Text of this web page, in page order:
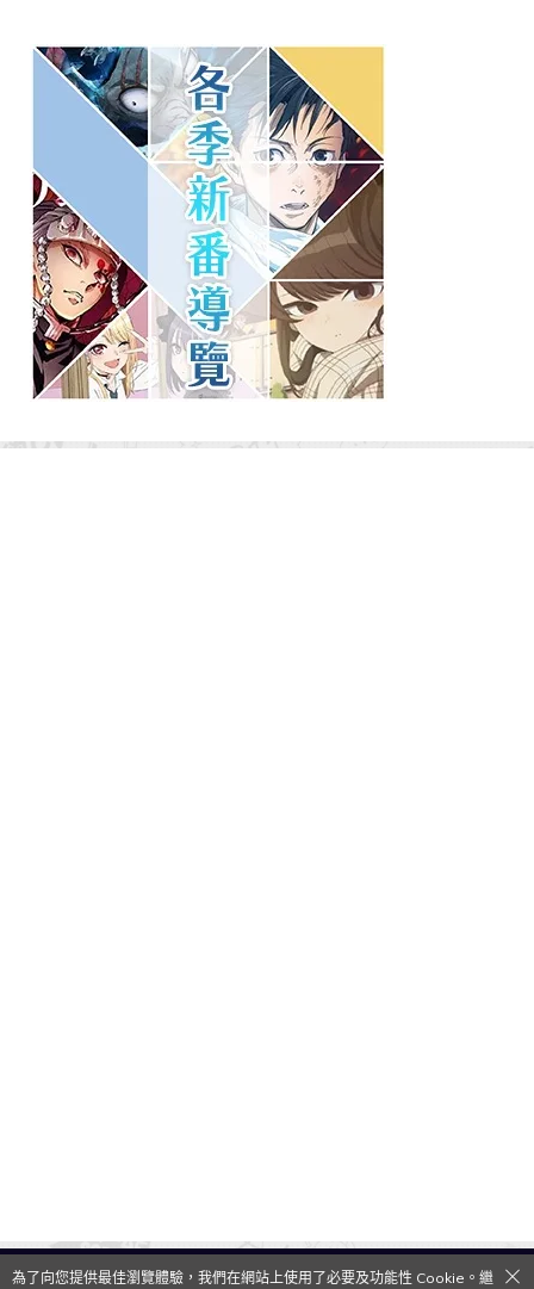
為了向您提供最佳瀏覽體驗，我們在網站上使用了必要及功能性 Cookie。繼